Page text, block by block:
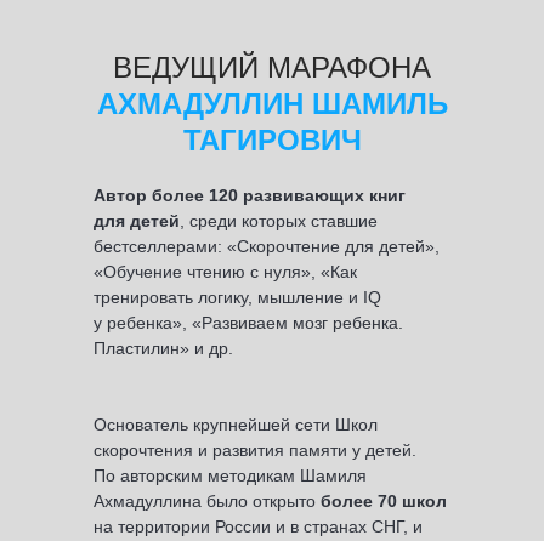
Автор более 120 развивающих книг
для детей , среди которых ставшие
бестселлерами: «Скорочтение для детей»,
«Обучение чтению с нуля», «Как
тренировать логику, мышление и IQ
у ребенка», «Развиваем мозг ребенка.
Пластилин» и др.
Основатель крупнейшей сети Школ
скорочтения и развития памяти у детей.
По авторским методикам Шамиля
Ахмадуллина было открыто более 70 школ
на территории России и в странах СНГ, и
ВЕДУЩИЙ МАРАФОНА
АХМАДУЛЛИН ШАМИЛЬ
ТАГИРОВИЧ